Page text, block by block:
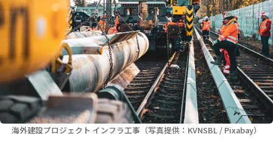
海外建設プロジェクト インフラ工事（写真提供：KVNSBL / Pixabay）